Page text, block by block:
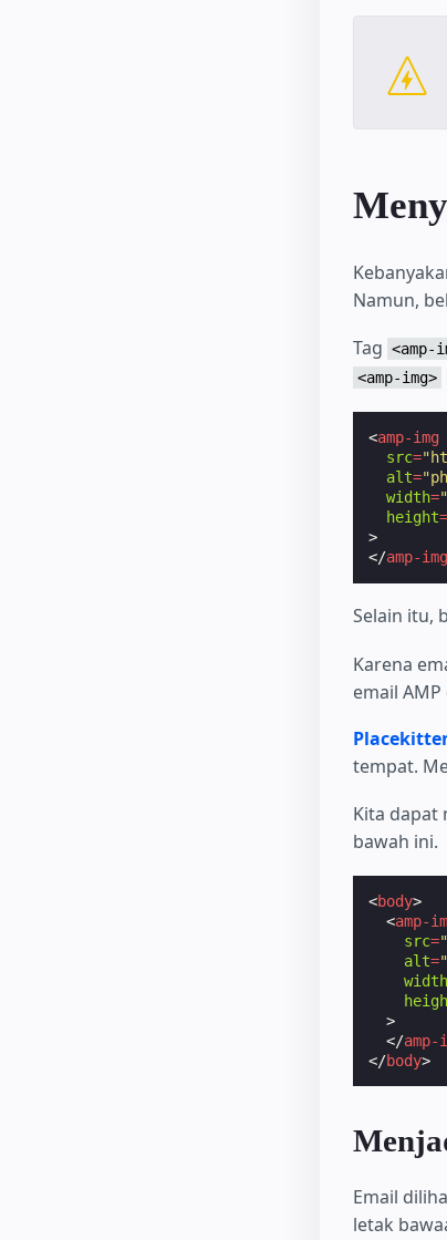
Namun,
Tag <amp-
<amp-img>
<amp-img
src=
alt=
width=
height=
>
</amp-
Selain itu,
Karena
email
tempat.
Kita dapat
bawah ini.
<body>
<amp-
src=
alt=
>
</amp-
</body>
Email
letak